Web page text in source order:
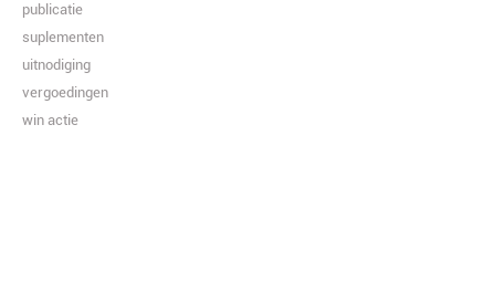
publicatie
suplementen
uitnodiging
vergoedingen
win actie